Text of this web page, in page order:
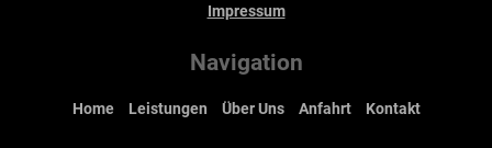
Impressum
Navigation
Home Leistungen Über Uns Anfahrt Kontakt